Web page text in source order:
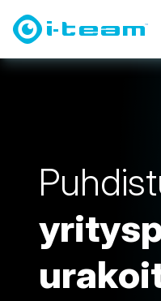
Puhdist
yritys
urakoi